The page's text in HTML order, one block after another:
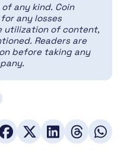
any kind. Coin
any losses
utilization of content,
Readers are
before taking any